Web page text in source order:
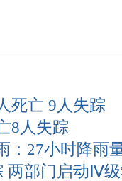
死亡 9人失踪
8人失踪
：27小时降雨
两部门启动Ⅳ